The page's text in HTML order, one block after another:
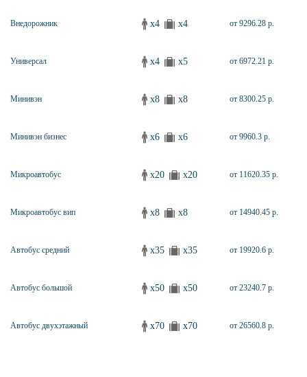
Внедорожник x4 x4 от 9296.28 р.
Универсал x4 x5 от 6972.21 р.
Минивэн x8 x8 от 8300.25 р.
Минивэн бизнес x6 x6 от 9960.3 р.
Микроавтобус x20 x20 от 11620.35 р.
Микроавтобус вип x8 x8 от 14940.45 р.
Автобус средний x35 x35 от 19920.6 р.
Автобус большой x50 x50 от 23240.7 р.
Автобус двухэтажный x70 x70 от 26560.8 р.